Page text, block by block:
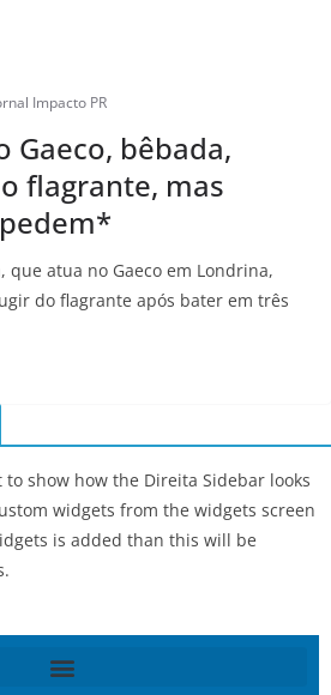
Impacto PR
Gaeco, bêbada,
flagrante, mas
que atua no Gaeco em Londrina,
do flagrante após bater em três
show how the Direita Sidebar looks
widgets from the widgets screen
is added than this will be